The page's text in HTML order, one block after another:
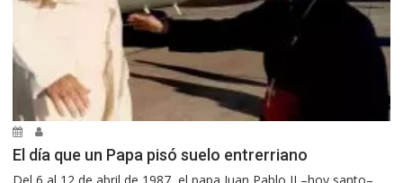
El día que un Papa pisó suelo entrerriano